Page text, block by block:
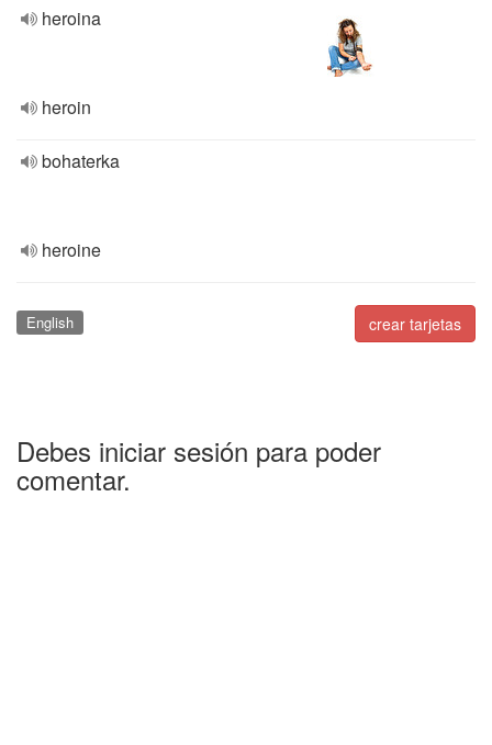
heroina
heroin
bohaterka
heroine
crear tarjetas
English
Debes iniciar sesión para poder
comentar.